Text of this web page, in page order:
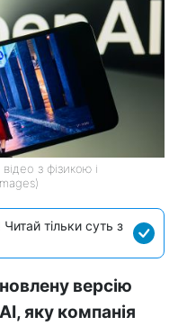
з фізикою і
тільки суть з
версію
яку компанія